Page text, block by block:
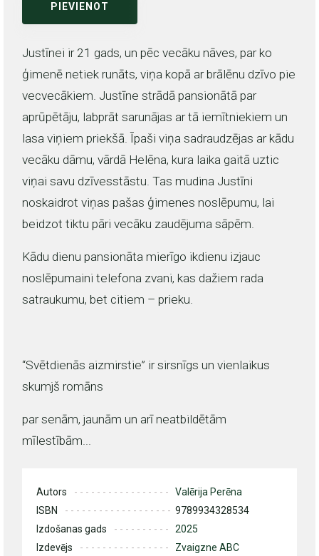
PIEVIENOT
Justīnei ir 21 gads, un pēc vecāku nāves, par ko
ģimenē netiek runāts, viņa kopā ar brālēnu dzīvo pie
vecvecākiem. Justīne strādā pansionātā par
aprūpētāju, labprāt sarunājas ar tā iemītniekiem un
lasa viņiem priekšā. Īpaši viņa sadraudzējas ar kādu
vecāku dāmu, vārdā Helēna, kura laika gaitā uztic
viņai savu dzīvesstāstu. Tas mudina Justīni
noskaidrot viņas pašas ģimenes noslēpumu, lai
beidzot tiktu pāri vecāku zaudējuma sāpēm.
Kādu dienu pansionāta mierīgo ikdienu izjauc
noslēpumaini telefona zvani, kas dažiem rada
satraukumu, bet citiem – prieku.
“Svētdienās aizmirstie” ir sirsnīgs un vienlaikus
skumjš romāns
par senām, jaunām un arī neatbildētām
mīlestībām...
Autors
Valērija Perēna
ISBN
9789934328534
Izdošanas gads
2025
Izdevējs
Zvaigzne ABC